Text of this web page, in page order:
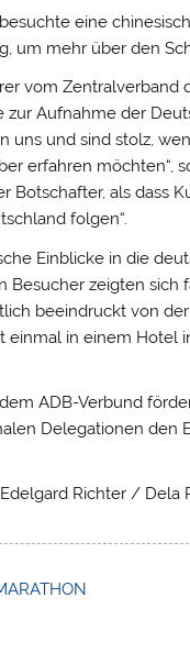
eine
um mehr über den
vom
zur Aufnahme der
uns und sind stolz,
erfahren möchten“,
Botschafter, als dass
folgen“.
Einblicke in die
Besucher zeigten
beeindruckt von
einmal in einem
ADB-Verbund
Delegationen den
Richter / Dela